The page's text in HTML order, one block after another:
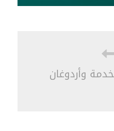
وأردوغان